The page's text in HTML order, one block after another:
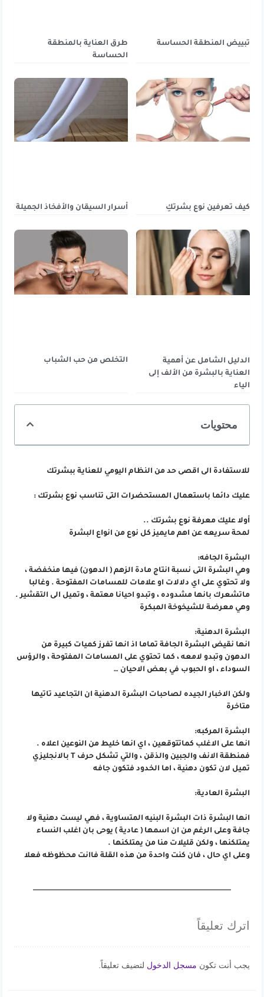
تبييض المنطقة الحساسة
طرق العناية بالمنطقة
الحساسة
كيف تعرفين نوع بشرتكِ أسرار السيقان والأفخاذ الجميلة
الدليل الشامل عن أهمية
العناية بالبشرة من الألف إلى
الياء
التخلص من حب الشباب
محتويات
للاستفادة الى اقصى حد من النظام اليومي للعناية ببشرتك
عليك دائما باستعمال المستحضرات التى تناسب نوع بشرتك :
أولا عليك معرفة نوع بشرتك ..
لمحة سريعه عن اهم مايميز كل نوع من انواع البشرة
البشرة الجافه:
وهي البشرة التى نسبة انتاج مادة الزهم ( الدهون) فيها منخفضة ،
ولا تحتوي على اي دلالات او علامات للمسامات المفتوحة . وغالبا
ماتشعرك بانها مشدوده ، وتبدو احيانا معتمة ، وتميل الى التقشير .
وهي معرضة للشيخوخة المبكرة
البشرة الدهنية:
انها نقيض البشرة الجافة تماما اذ انها تفرز كميات كبيرة من
الدهون وتبدو لامعه ، كما تحتوي على المسامات المفتوحة ، والرؤس
السوداء ، او الحبوب في بعض الاحيان …
ولكن الاخبار الجيده لصاحبات البشرة الدهنية ان التجاعيد تاتيها
متاخرة
البشرة المركبه:
انها على الاغلب كماتتوقعين ، اي انها خليط من النوعين اعلاه .
فمنطقة الانف والجبين والذقن ، والتي تشكل حرف T بالانجليزي
تميل لان تكون دهنية ، اما الخدود فتكون جافه
البشرة العادية:
انها البشرة ذات البشرة البنيه المتساوية ، فهي ليست دهنية ولا
جافة وعلى الرغم من ان اسمها ( عادية ) يوحى بان اغلب النساء
يمتلكنها ، ولكن قليلات منا من يمتلكنها .
وعلى اي حال ، فان كنت واحدة من هذه القلة فاانت محظوظه فعلا
اترك تعليقاً
يجب أنت تكون مسجل الدخول لتضيف تعليقاً.